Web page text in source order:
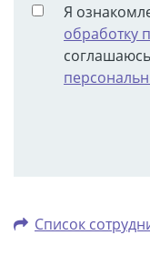
Я
обработку
Список